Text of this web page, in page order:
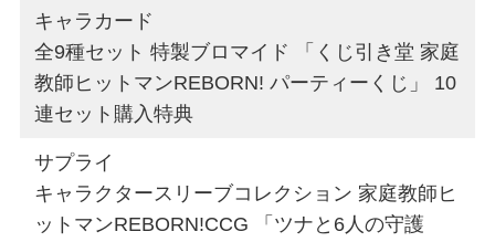
キャラカード
全9種セット 特製ブロマイド 「くじ引き堂 家庭
教師ヒットマンREBORN! パーティーくじ」 10
連セット購入特典
サプライ
キャラクタースリーブコレクション 家庭教師ヒ
ットマンREBORN!CCG 「ツナと6人の守護